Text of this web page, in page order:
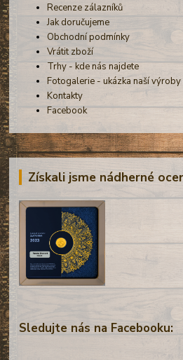
Recenze zálazníků
Jak doručujeme
Obchodní podmínky
Vrátit zboží
Trhy - kde nás najdete
Fotogalerie - ukázka naší výroby
Kontakty
Facebook
Získali jsme nádherné
Sledujte nás na Facebooku: